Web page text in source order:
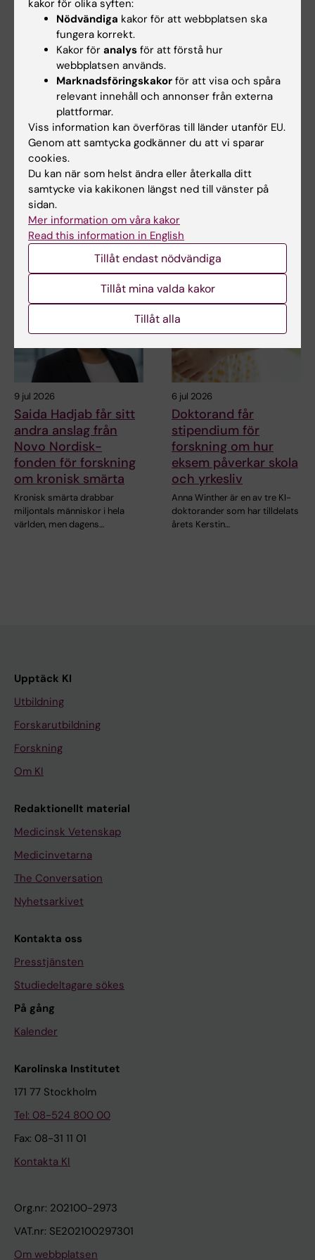
15 jul 2026
Helena Karlström får
Novo Nordisk-anslag
för forskning om ny
behandling vid
småkärlssjukdom
Helena Karlström, lektor och
docent vid Karolinska
Institutet, har…
10 jul 2026
Novo Nordisk-anslag
nydanande tester av
läkemedel
sjukdomar som typ-2
diabetes och åderförkalkning…
9 jul 2026
Saida Hadjab får sitt
andra anslag från
Novo Nordisk-
fonden för forskning
om kronisk smärta
Kronisk smärta drabbar
miljontals människor i hela
världen, men dagens…
6 jul 2026
Doktorand får
stipendium för
forskning om hur
eksem påverkar skola
och yrkesliv
Anna Winther är en av tre KI-
doktorander som har tilldelats
årets Kerstin…
Upptäck KI
Utbildning
Forskarutbildning
Forskning
Om KI
Redaktionellt material
Medicinsk Vetenskap
Medicinvetarna
The Conversation
Nyhetsarkivet
Kontakta oss
Presstjänsten
Studiedeltagare sökes
På gång
Kalender
Karolinska Institutet
171 77 Stockholm
Tel: 08-524 800 00
Fax: 08-31 11 01
Kontakta KI
Org.nr: 202100-2973
VAT.nr: SE202100297301
Om webbplatsen
kakor för olika syften:
Nödvändiga kakor för att webbplatsen ska
fungera korrekt.
Kakor för analys för att förstå hur
webbplatsen används.
Marknadsföringskakor för att visa och spåra
relevant innehåll och annonser från externa
plattformar.
Viss information kan överföras till länder utanför EU.
Genom att samtycka godkänner du att vi sparar
cookies.
Du kan när som helst ändra eller återkalla ditt
samtycke via kakikonen längst ned till vänster på
sidan.
Mer information om våra kakor
Read this information in English
Tillåt endast nödvändiga
Tillåt mina valda kakor
Tillåt alla